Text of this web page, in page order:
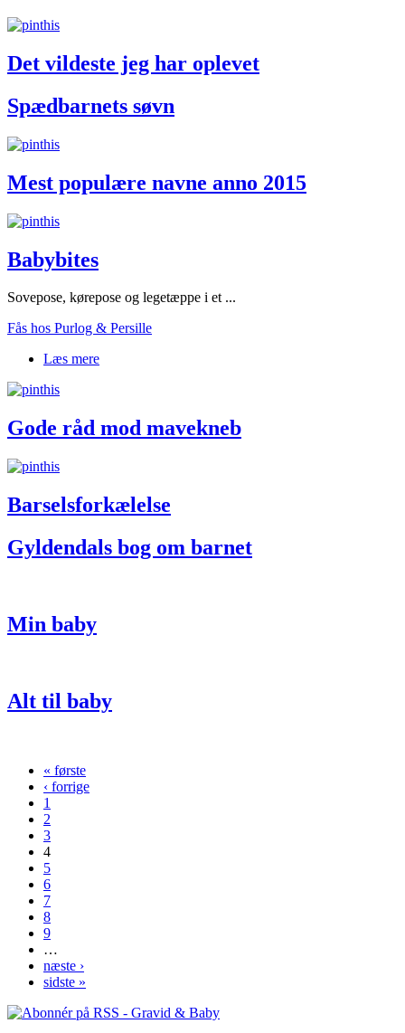
Det vildeste jeg har oplevet
Spædbarnets søvn
Mest populære navne anno 2015
Babybites
Sovepose, kørepose og legetæppe i et ...
Fås hos Purlog & Persille
Læs mere
Gode råd mod mavekneb
Barselsforkælelse
Gyldendals bog om barnet
Min baby
Alt til baby
Sider« første
‹ forrige
1
2
3
4
5
6
7
8
9
…
næste ›
sidste »